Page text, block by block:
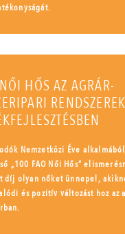
HŐS AZ AGRÁR-
Nemzetközi Éve
„100 FAO Női Hős”
díj olyan nőket ünnepel,
és pozitív változást hoz az